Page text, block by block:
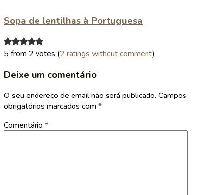
Sopa de lentilhas à Portuguesa
5 from 2 votes (2 ratings without comment)
Deixe um comentário
O seu endereço de email não será publicado. Campos
obrigatórios marcados com *
Comentário *